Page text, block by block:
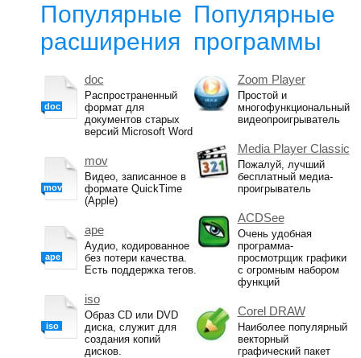
Популярные
расширения
doc
doc
Распространенный
формат для
документов старых
версий Microsoft Word
mov
mov
Видео, записанное в
формате QuickTime
(Apple)
ape
ape
Аудио, кодированное
без потери качества.
Есть поддержка тегов.
iso
iso
Образ CD или DVD
диска, служит для
создания копий
дисков.
Популярные
программы
Zoom Player
Простой и
многофункциональный
видеопроигрыватель
Media Player Classic
Пожалуй, лучший
бесплатный медиа-
проигрыватель
ACDSee
Очень удобная
программа-
просмотрщик графики
с огромным набором
функций
Corel DRAW
Наиболее популярный
векторный
графический пакет